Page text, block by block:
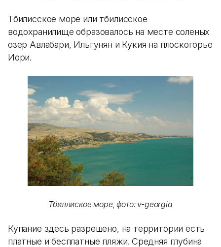
Тбилисское море или тбилисское
водохранилище образовалось на месте соленых
озер Авлабари, Ильгунян и Кукия на плоскогорье
Иори.
Тбиллиское море, фото: v-georgia
Купание здесь разрешено, на территории есть
платные и бесплатные пляжи. Средняя глубина